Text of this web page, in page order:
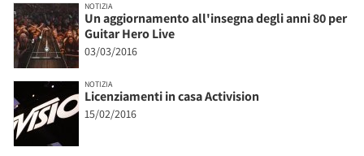
NOTIZIA
Un aggiornamento all'insegna degli anni 80 per
Guitar Hero Live
03/03/2016
NOTIZIA
Licenziamenti in casa Activision
15/02/2016